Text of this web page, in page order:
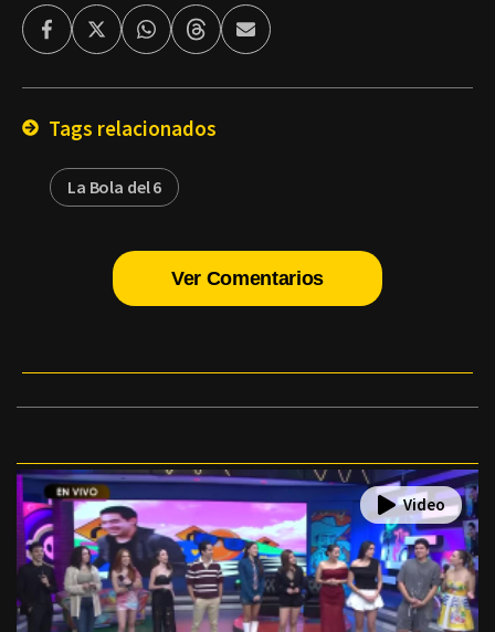
FacebookTwitterWhatsappThreadsEnviar
por
Tags relacionados
La Bola del 6
Ver Comentarios